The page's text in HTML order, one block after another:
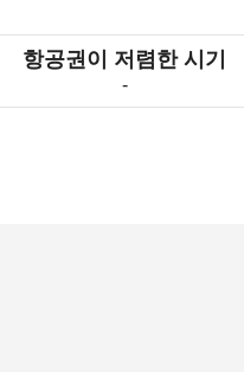
항공권이 저렴한 시기
-